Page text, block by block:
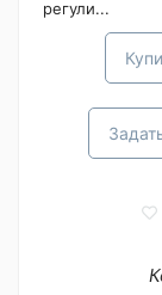
регули...